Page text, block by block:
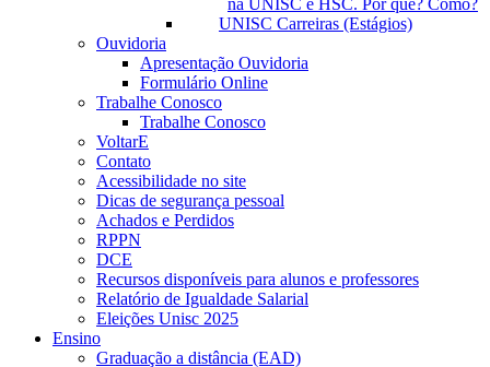
na UNISC e HSC. Por quê? Como?
UNISC Carreiras (Estágios)
Ouvidoria
Apresentação Ouvidoria
Formulário Online
Trabalhe Conosco
Trabalhe Conosco
VoltarE
Contato
Acessibilidade no site
Dicas de segurança pessoal
Achados e Perdidos
RPPN
DCE
Recursos disponíveis para alunos e professores
Relatório de Igualdade Salarial
Eleições Unisc 2025
Ensino
Graduação a distância (EAD)